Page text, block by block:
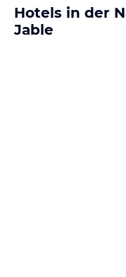
Hotels in der
Jable